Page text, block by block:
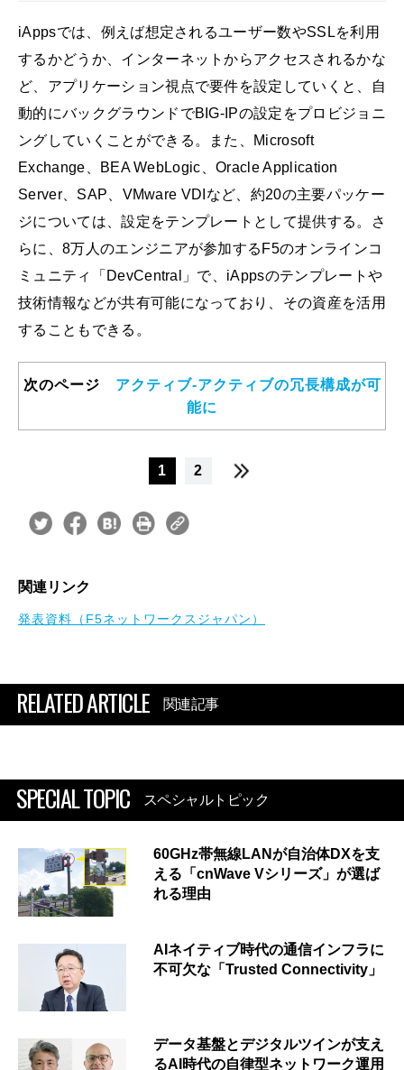
iAppsでは、例えば想定されるユーザー数やSSLを利用
するかどうか、インターネットからアクセスされるかな
ど、アプリケーション視点で要件を設定していくと、自
動的にバックグラウンドでBIG-IPの設定をプロビジョニ
ングしていくことができる。また、Microsoft
Exchange、BEA WebLogic、Oracle Application
Server、SAP、VMware VDIなど、約20の主要パッケー
ジについては、設定をテンプレートとして提供する。さ
らに、8万人のエンジニアが参加するF5のオンラインコ
ミュニティ「DevCentral」で、iAppsのテンプレートや
技術情報などが共有可能になっており、その資産を活用
することもできる。
次のページ アクティブ-アクティブの冗長構成が可
能に
1 2
関連リンク
発表資料（F5ネットワークスジャパン）
RELATED ARTICLE 関連記事
SPECIAL TOPIC スペシャルトピック
60GHz帯無線LANが自治体DXを支
える「cnWave Vシリーズ」が選ば
れる理由
AIネイティブ時代の通信インフラに
不可欠な「Trusted Connectivity」
データ基盤とデジタルツインが支え
るAI時代の自律型ネットワーク運用